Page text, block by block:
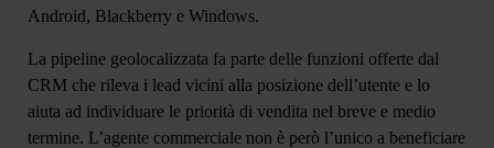
Android, Blackberry e Windows.
La pipeline geolocalizzata fa parte delle funzioni offerte dal
CRM che rileva i lead vicini alla posizione dell’utente e lo
aiuta ad individuare le priorità di vendita nel breve e medio
termine. L’agente commerciale non è però l’unico a beneficiare